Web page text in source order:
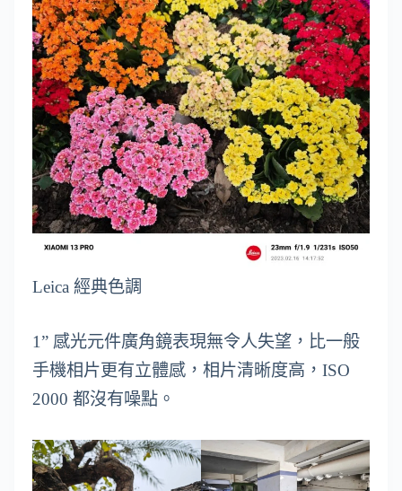
Leica 經典色調
1” 感光元件廣角鏡表現無令人失望，比一般
手機相片更有立體感，相片清晰度高，ISO
2000 都沒有噪點。